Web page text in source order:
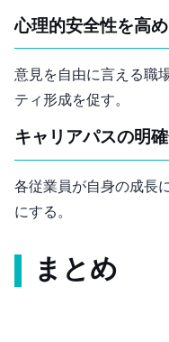
心理的安全性を高
意見を自由に言える職
ティ形成を促す。
キャリアパスの明
各従業員が自身の成長
にする。
まとめ